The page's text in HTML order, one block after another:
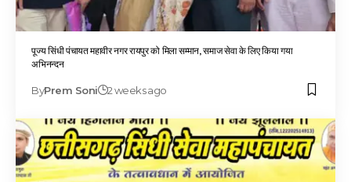
पूज्य सिंधी पंचायत महावीर नगर रायपुर को मिला सम्मान, समाज सेवा के लिए किया गया
अभिनन्दन
ByPrem Soni 2 weeks ago